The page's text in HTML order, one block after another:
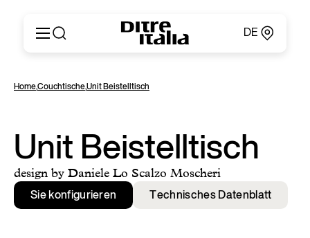
DE
Produkte
Kataloge und Materialien
Ditre Italia für Fachleute
Verkaufsstellen
Nachrichten & Presse
Geschützer Bereich
English
Español
Русский
简体中文
Home,Couchtische,Unit Beistelltisch
Unit Beistelltisch
design by Daniele Lo Scalzo Moscheri
Sie konfigurieren Technisches Datenblatt